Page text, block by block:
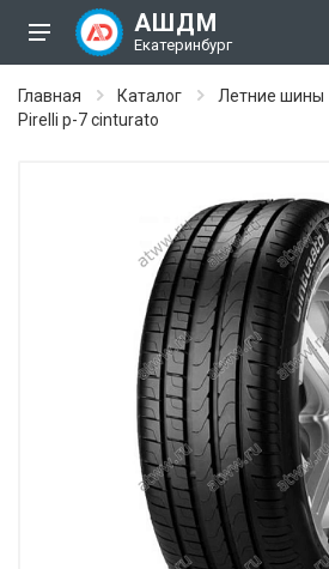
АШДМ
Екатеринбург
Главная Каталог Летние шины
Pirelli p-7 cinturato